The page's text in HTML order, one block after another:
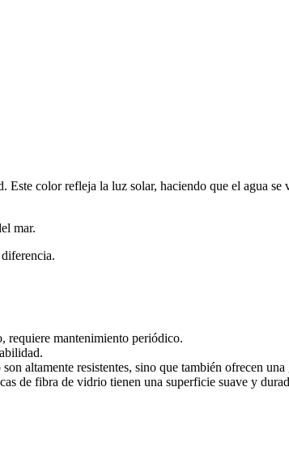
color refleja la luz solar, haciendo que el agua se
mar.
requiere mantenimiento periódico.
altamente resistentes, sino que también ofrecen
de fibra de vidrio tienen una superficie suave y